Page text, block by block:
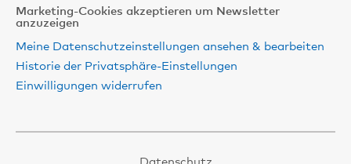
Marketing-Cookies akzeptieren um Newsletter
anzuzeigen
Meine Datenschutzeinstellungen ansehen & bearbeiten
Historie der Privatsphäre-Einstellungen
Einwilligungen widerrufen